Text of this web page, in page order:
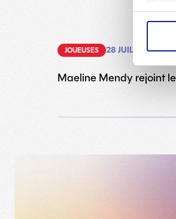
JOUEUSES 28 JUILLET 2026
Maeline Mendy rejoint